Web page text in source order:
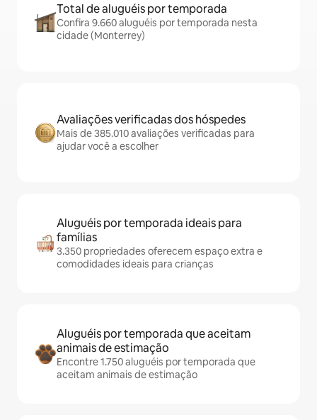
Total de aluguéis por temporada
Confira 9.660 aluguéis por temporada nesta
cidade (Monterrey)
Avaliações verificadas dos hóspedes
Mais de 385.010 avaliações verificadas para
ajudar você a escolher
Aluguéis por temporada ideais para
famílias
3.350 propriedades oferecem espaço extra e
comodidades ideais para crianças
Aluguéis por temporada que aceitam
animais de estimação
Encontre 1.750 aluguéis por temporada que
aceitam animais de estimação